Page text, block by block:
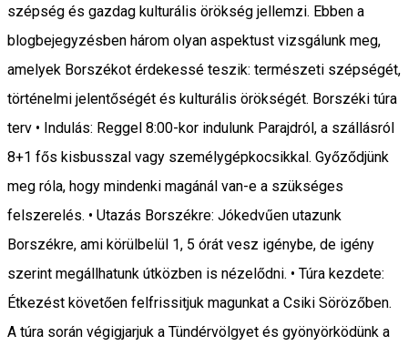
szépség és gazdag kulturális örökség jellemzi. Ebben a
blogbejegyzésben három olyan aspektust vizsgálunk meg,
amelyek Borszékot érdekessé teszik: természeti szépségét,
történelmi jelentőségét és kulturális örökségét. Borszéki túra
terv • Indulás: Reggel 8:00-kor indulunk Parajdról, a szállásról
8+1 fős kisbusszal vagy személygépkocsikkal. Győződjünk
meg róla, hogy mindenki magánál van-e a szükséges
felszerelés. • Utazás Borszékre: Jókedvűen utazunk
Borszékre, ami körülbelül 1, 5 órát vesz igénybe, de igény
szerint megállhatunk útközben is nézelődni. • Túra kezdete:
Étkezést követően felfrissitjuk magunkat a Csiki Sörözőben.
A túra során végigjarjuk a Tündérvölgyet és gyönyörködünk a